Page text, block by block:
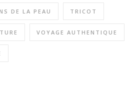
DE LA PEAU TRICOT
VOYAGE AUTHENTIQUE